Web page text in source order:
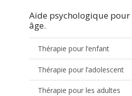
Aide psychologique
âge.
Thérapie pour l’enfant
Thérapie pour l’adolescent
Thérapie pour les adultes